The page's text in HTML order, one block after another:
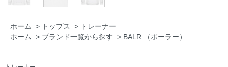
ホーム > トップス > トレーナー
ホーム
> ブランド一覧から探す > BALR.（ボーラー）